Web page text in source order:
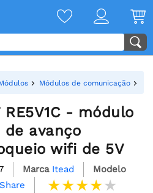
Módulos de comunicação
RE5V1C - módulo
avanço
wifi de 5V
Marca Itead
Modelo
Share